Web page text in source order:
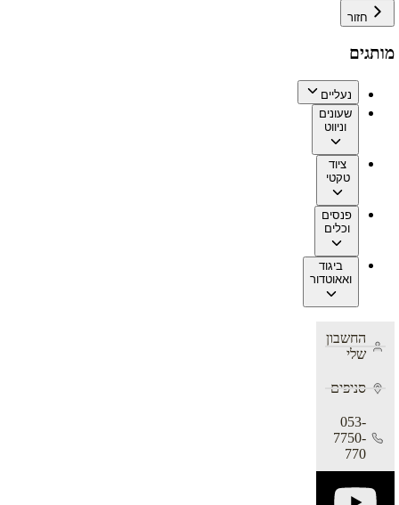
חזור
מותגים
נעליים
שעונים
וניווט
ציוד
טקטי
פנסים
וכלים
ביגוד
ואאוטדור
החשבון
שלי
סניפים
053-
7750-
770